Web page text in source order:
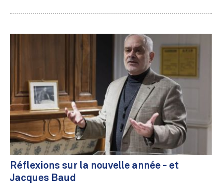
Réflexions sur la nouvelle année - et
Jacques Baud